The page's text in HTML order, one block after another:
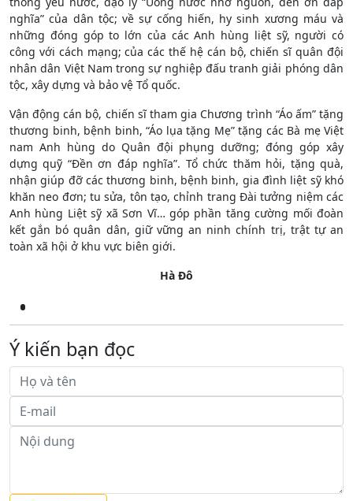
nghĩa” của dân tộc; về sự cống hiến, hy sinh xương máu và
những đóng góp to lớn của các Anh hùng liệt sỹ, người có
công với cách mạng; của các thế hệ cán bộ, chiến sĩ quân đội
nhân dân Việt Nam trong sự nghiệp đấu tranh giải phóng dân
tộc, xây dựng và bảo vệ Tổ quốc.
Vận động cán bộ, chiến sĩ tham gia Chương trình “Áo ấm” tặng
thương binh, bệnh binh, “Áo lụa tặng Mẹ” tặng các Bà mẹ Việt
nam Anh hùng do Quân đội phụng dưỡng; đóng góp xây
dựng quỹ “Đền ơn đáp nghĩa”. Tổ chức thăm hỏi, tặng quà,
nhận giúp đỡ các thương binh, bệnh binh, gia đình liệt sỹ khó
khăn neo đơn; tu sửa, tôn tạo, chỉnh trang Đài tưởng niệm các
Anh hùng Liệt sỹ xã Sơn Vĩ… góp phần tăng cường mối đoàn
kết gắn bó quân dân, giữ vững an ninh chính trị, trật tự an
toàn xã hội ở khu vực biên giới.
Hà Đô
Ý kiến bạn đọc